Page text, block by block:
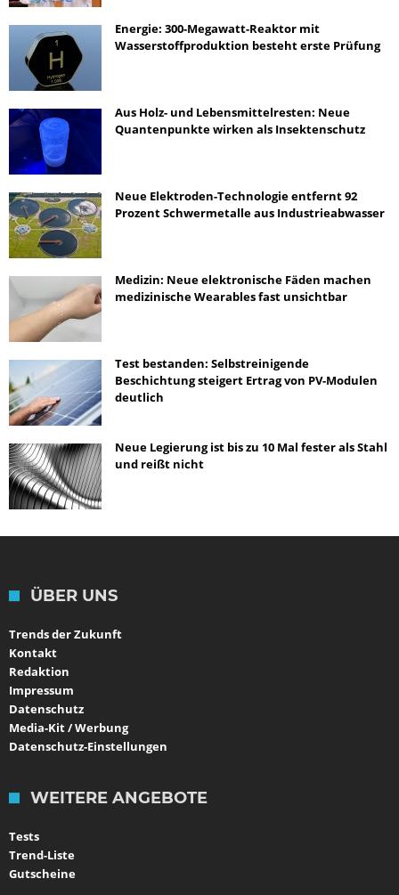
Energie: 300-Megawatt-Reaktor mit
Wasserstoffproduktion besteht erste Prüfung
Aus Holz- und Lebensmittelresten: Neue
Quantenpunkte wirken als Insektenschutz
Neue Elektroden-Technologie entfernt 92
Prozent Schwermetalle aus Industrieabwasser
Medizin: Neue elektronische Fäden machen
medizinische Wearables fast unsichtbar
Test bestanden: Selbstreinigende
Beschichtung steigert Ertrag von PV-Modulen
deutlich
Neue Legierung ist bis zu 10 Mal fester als Stahl
und reißt nicht
ÜBER UNS
Trends der Zukunft
Kontakt
Redaktion
Impressum
Datenschutz
Media-Kit / Werbung
Datenschutz-Einstellungen
WEITERE ANGEBOTE
Tests
Trend-Liste
Gutscheine